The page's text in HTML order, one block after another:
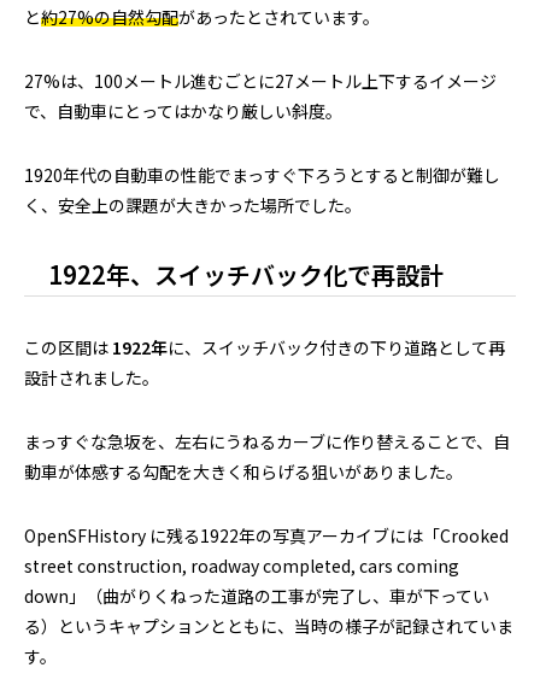
と約27%の自然勾配があったとされています。
27%は、100メートル進むごとに27メートル上下するイメージ
で、自動車にとってはかなり厳しい斜度。
1920年代の自動車の性能でまっすぐ下ろうとすると制御が難し
く、安全上の課題が大きかった場所でした。
1922年、スイッチバック化で再設計
この区間は 1922年に、スイッチバック付きの下り道路として再
設計されました。
まっすぐな急坂を、左右にうねるカーブに作り替えることで、自
動車が体感する勾配を大きく和らげる狙いがありました。
OpenSFHistory に残る1922年の写真アーカイブには「Crooked
street construction, roadway completed, cars coming
down」（曲がりくねった道路の工事が完了し、車が下ってい
る）というキャプションとともに、当時の様子が記録されていま
す。